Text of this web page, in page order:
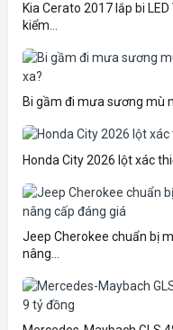
Kia Cerato 2017 lắp bi
kiểm...
Bi gầm đi mưa sương mù
Honda City 2026 lột xác
Jeep Cherokee chuẩn bị
nâng...